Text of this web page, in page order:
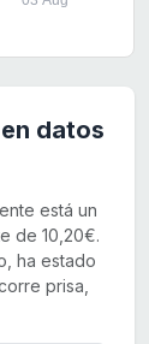
datos
está un
de 10,20€.
ha estado
prisa,